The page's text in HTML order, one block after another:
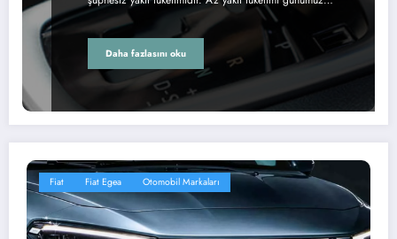
Daha fazlasını oku
Fiat Fiat Egea Otomobil Markaları